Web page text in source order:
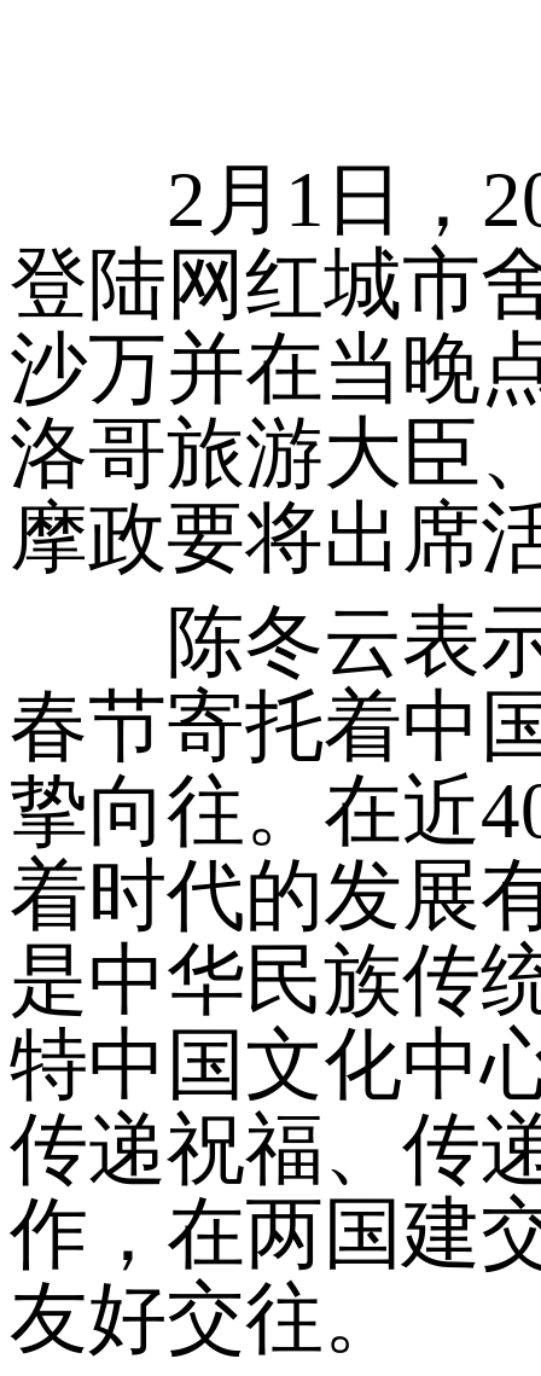
2月1日，
登陆网红城市
沙万并在当晚
洛哥旅游大臣
摩政要将出席
陈冬云表示
春节寄托着中
挚向往。在近
着时代的发展
是中华民族传
特中国文化中
传递祝福、传
作，在两国建
友好交往。